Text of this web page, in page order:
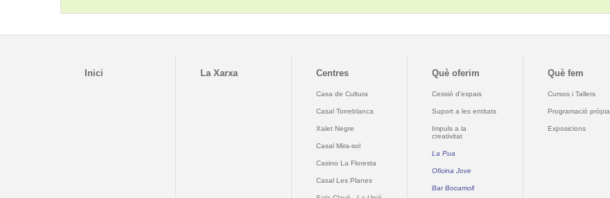
Inici La Xarxa Centres
Casa de Cultura
Casal Torreblanca
Xalet Negre
Casal Mira-sol
Casino La Floresta
Casal Les Planes
Què oferim
Cessió d'espais
Suport a les entitats
Impuls a la
creativitat
La Pua
Oficina Jove
Bar Bocamoll
Què fem
Cursos i Tallers
Programació pròpia
Exposicions